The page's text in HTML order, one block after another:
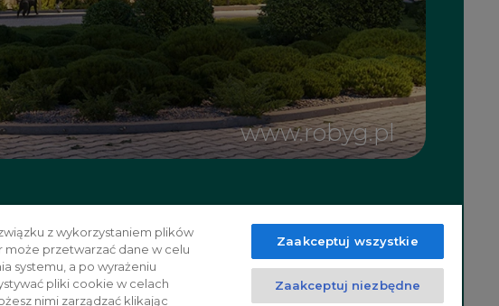
Poznań potrafi liczyć
Zacznij od naszych
z wykorzystaniem plików
może przetwarzać dane w celu
systemu, a po wyrażeniu
pliki cookie w celach
nimi zarządzać klikając
Zaakceptuj wszystkie
Zaakceptuj niezbędne